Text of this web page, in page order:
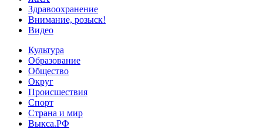
Здравоохранение
Внимание, розыск!
Видео
Культура
Образование
Общество
Округ
Происшествия
Спорт
Страна и мир
Выкса.РФ